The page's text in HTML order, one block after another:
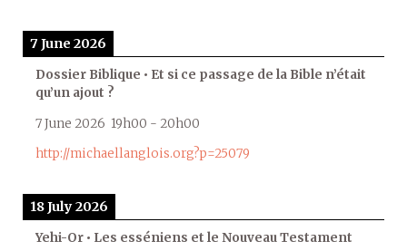
7 June 2026
Dossier Biblique • Et si ce passage de la Bible n’était
qu’un ajout ?
7 June 2026 19h00 - 20h00
http://michaellanglois.org?p=25079
18 July 2026
Yehi-Or • Les esséniens et le Nouveau Testament